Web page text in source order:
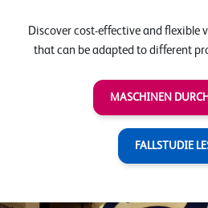
Discover cost-effective and flexible
that can be adapted to different
MASCHINEN
FALLSTUDIE